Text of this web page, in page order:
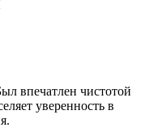
впечатлен чистотой
уверенность в